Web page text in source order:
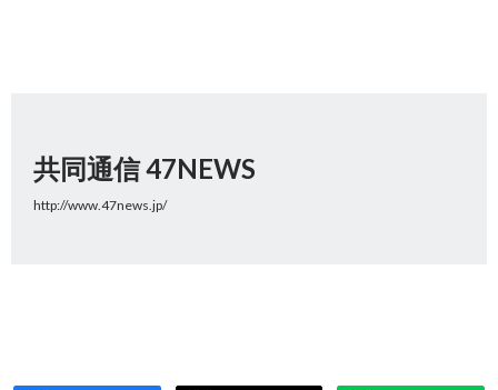
共同通信 47NEWS
http://www.47news.jp/